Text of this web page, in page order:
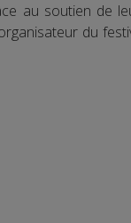
au soutien de
du